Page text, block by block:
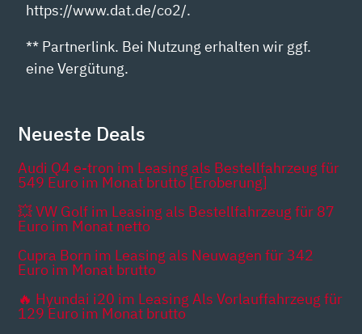
https://www.dat.de/co2/.
** Partnerlink. Bei Nutzung erhalten wir ggf.
eine Vergütung.
Neueste Deals
Audi Q4 e-tron im Leasing als Bestellfahrzeug für
549 Euro im Monat brutto [Eroberung]
💥 VW Golf im Leasing als Bestellfahrzeug für 87
Euro im Monat netto
Cupra Born im Leasing als Neuwagen für 342
Euro im Monat brutto
🔥 Hyundai i20 im Leasing Als Vorlauffahrzeug für
129 Euro im Monat brutto